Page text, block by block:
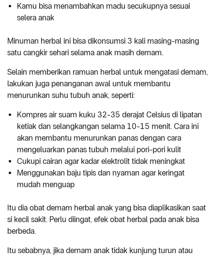
Kamu bisa menambahkan madu secukupnya sesuai
selera anak
Minuman herbal ini bisa dikonsumsi 3 kali masing-masing
satu cangkir sehari selama anak masih demam.
Selain memberikan ramuan herbal untuk mengatasi demam,
lakukan juga penanganan awal untuk membantu
menurunkan suhu tubuh anak, seperti:
Kompres air suam kuku 32-35 derajat Celsius di lipatan
ketiak dan selangkangan selama 10-15 menit. Cara ini
akan membantu menurunkan panas dengan cara
mengeluarkan panas tubuh melalui pori-pori kulit
Cukupi cairan agar kadar elektrolit tidak meningkat
Menggunakan baju tipis dan nyaman agar keringat
mudah menguap
Itu dia obat demam herbal anak yang bisa diaplikasikan saat
si kecil sakit. Perlu diingat, efek obat herbal pada anak bisa
berbeda.
Itu sebabnya, jika demam anak tidak kunjung turun atau